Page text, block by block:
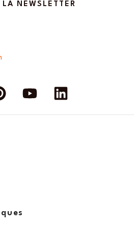
NEWSLETTER
Y
o
u
L
i
n